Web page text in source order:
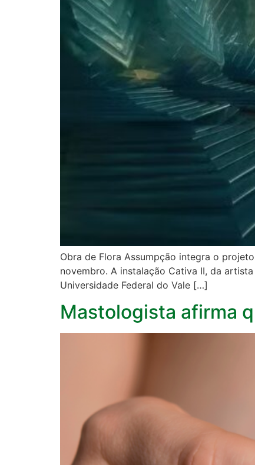
Obra de Flora Assumpção integra o
novembro. A instalação Cativa II, da
Universidade Federal do Vale […]
Mastologista afirma